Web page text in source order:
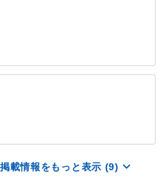
載情報をもっと表示 (9)